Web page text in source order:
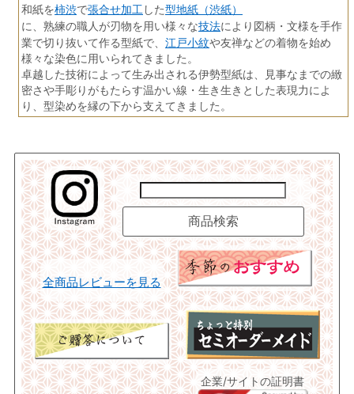
和紙を柿渋で張合せ加工 した型地紙（渋紙）
に、熟練の職人が刃物を用い様々な技法により図柄・文様を手作
業で切り抜いて作る型紙で、 江戸小紋や友禅などの着物を始め
様々な染色に用いられてきました。
卓越した技術によって生み出される伊勢型紙は、見事なまでの緻
密さや手彫りがもたらす温かい線・生き生きとした表現力によ
り、型染めを縁の下から支えてきました。
全商品レビューを見る
企業/サイトの証明書